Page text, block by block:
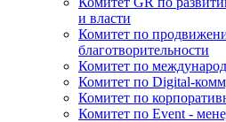
и власти
Комитет по
благотворительности
Комитет по
Комитет по Digital-
Комитет по
Комитет по Event -